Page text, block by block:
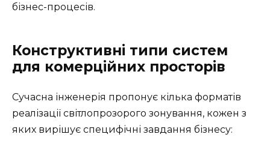
бізнес-процесів.
Конструктивні типи систем
для комерційних просторів
Сучасна інженерія пропонує кілька форматів
реалізації світлопрозорого зонування, кожен з
яких вирішує специфічні завдання бізнесу: